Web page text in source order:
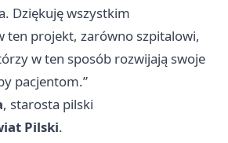
Dziękuję wszystkim
ten projekt, zarówno szpitalowi,
w ten sposób rozwijają swoje
pacjentom.”
, starosta pilski
Pilski.